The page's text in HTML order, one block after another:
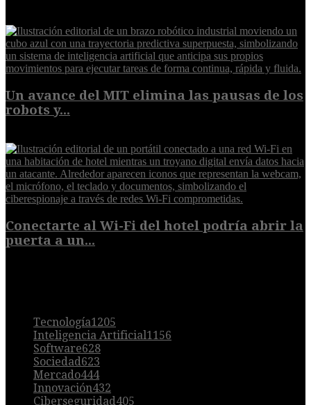
Un avance del MIT elimina las pausas de los
robots y...
Conectarte al Wi-Fi del hotel podría abrir la
puerta a un...
Tecnología1205
Inteligencia Artificial1156
Software628
Sociedad623
Mercado444
Innovación432
Ciberseguridad405